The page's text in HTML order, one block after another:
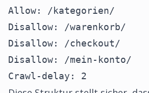
Allow: /kategorien/
Disallow: /warenkorb/
Disallow: /checkout/
Disallow: /mein-konto/
Crawl-delay: 2